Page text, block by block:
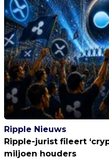
Ripple Nieuws
Ripple-jurist fileert
miljoen houders